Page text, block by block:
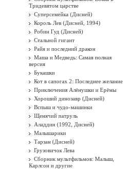
Тридевятом царстве
Суперсемейка (Дисней)
Король Лев (Дисней, 1994)
Робин Гуд (Дисней)
Стальной гигант
Райя и последний дракон
Маша и Медведь: Самая полная
версия
Букашки
Кот в сапогах 2: Последнее желание
Приключения Алёнушки и Ерёмы
Хороший динозавр (Дисней)
Вспыш и чудо-машинки
Щенячий патруль
Аладдин (1992, Дисней)
Малышарики
Тарзан (Дисней)
Грузовичок Лева
Сборник мультфильмов: Малыш,
Карлсон и другие